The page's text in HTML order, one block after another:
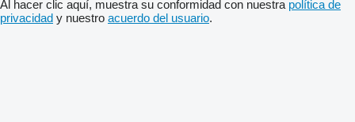
Al hacer clic aquí, muestra su conformidad con nuestra política de
privacidad y nuestro acuerdo del usuario.